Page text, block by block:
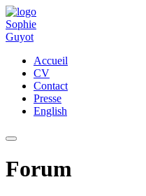
Accueil
CV
Contact
Presse
English
Forum